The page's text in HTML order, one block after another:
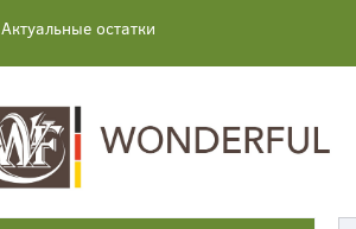
Актуальные остатки